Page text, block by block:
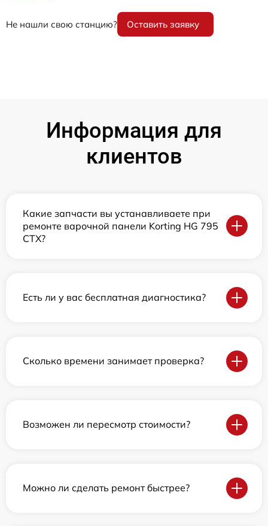
Не нашли свою станцию? Оставить заявку
Информация для
клиентов
Какие запчасти вы устанавливаете при
ремонте варочной панели Korting HG 795
CTX?
Есть ли у вас бесплатная диагностика?
Сколько времени занимает проверка?
Возможен ли пересмотр стоимости?
Можно ли сделать ремонт быстрее?